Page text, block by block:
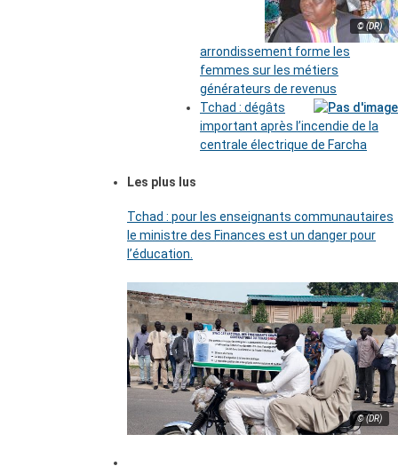
© (DR)
arrondissement forme les
femmes sur les métiers
générateurs de revenus
Tchad : dégâts
important après l’incendie de la
centrale électrique de Farcha
Les plus lus
Tchad : pour les enseignants communautaires
le ministre des Finances est un danger pour
l’éducation.
© (DR)